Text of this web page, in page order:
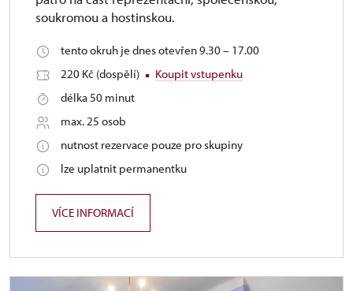
soukromou a hostinskou.
tento okruh je dnes otevřen 9.30 – 17.00
220 Kč (dospělí)
Koupit vstupenku
délka 50 minut
max. 25 osob
nutnost rezervace pouze pro skupiny
lze uplatnit permanentku
VÍCE INFORMACÍ